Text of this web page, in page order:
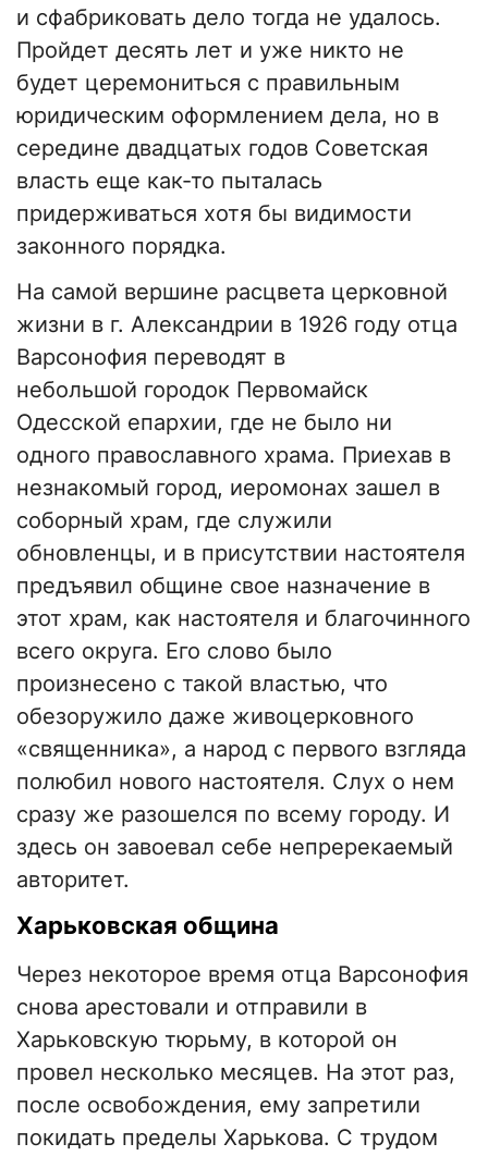
и сфабриковать дело тогда не удалось.
Пройдет десять лет и уже никто не
будет церемониться с правильным
юридическим оформлением дела, но в
середине двадцатых годов Советская
власть еще как-то пыталась
придерживаться хотя бы видимости
законного порядка.
На самой вершине расцвета церковной
жизни в г. Александрии в 1926 году отца
Варсонофия переводят в
небольшой городок Первомайск
Одесской епархии, где не было ни
одного православного храма. Приехав в
незнакомый город, иеромонах зашел в
соборный храм, где служили
обновленцы, и в присутствии настоятеля
предъявил общине свое назначение в
этот храм, как настоятеля и благочинного
всего округа. Его слово было
произнесено с такой властью, что
обезоружило даже живоцерковного
«священника», а народ с первого взгляда
полюбил нового настоятеля. Слух о нем
сразу же разошелся по всему городу. И
здесь он завоевал себе непререкаемый
авторитет.
Харьковская община
Через некоторое время отца Варсонофия
снова арестовали и отправили в
Харьковскую тюрьму, в которой он
провел несколько месяцев. На этот раз,
после освобождения, ему запретили
покидать пределы Харькова. С трудом